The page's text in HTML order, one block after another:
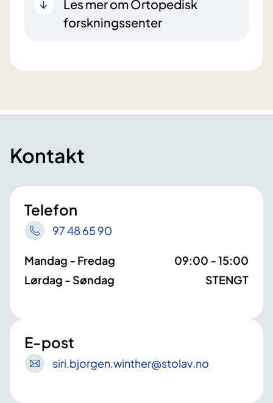
Les mer om Ortopedisk
forskningssenter
Kontakt
Telefon
97 48 65 90
Mandag - Fredag
09:00 - 15:00
Lørdag - Søndag
STENGT
E-post
siri.bjorgen.winther@stolav.no